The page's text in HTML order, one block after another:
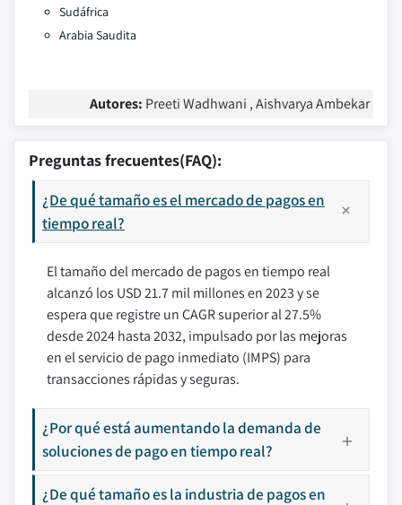
Sudáfrica
Arabia Saudita
Autores: Preeti Wadhwani , Aishvarya Ambekar
Preguntas frecuentes(FAQ):
¿De qué tamaño es el mercado de pagos en
tiempo real?
El tamaño del mercado de pagos en tiempo real
alcanzó los USD 21.7 mil millones en 2023 y se
espera que registre un CAGR superior al 27.5%
desde 2024 hasta 2032, impulsado por las mejoras
en el servicio de pago inmediato (IMPS) para
transacciones rápidas y seguras.
¿Por qué está aumentando la demanda de
soluciones de pago en tiempo real?
¿De qué tamaño es la industria de pagos en